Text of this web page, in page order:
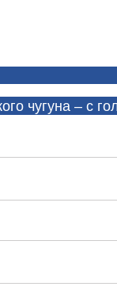
чугуна – с